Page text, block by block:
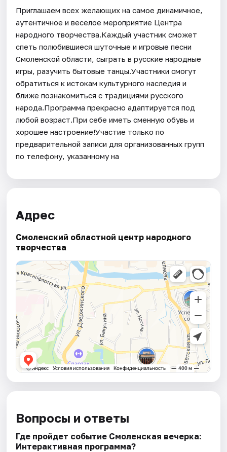
Приглашаем всех желающих на самое динамичное,
аутентичное и веселое мероприятие Центра
народного творчества.Каждый участник сможет
спеть полюбившиеся шуточные и игровые песни
Смоленской области, сыграть в русские народные
игры, разучить бытовые танцы.Участники смогут
обратиться к истокам культурного наследия и
ближе познакомиться с традициями русского
народа.Программа прекрасно адаптируется под
любой возраст.При себе иметь сменную обувь и
хорошее настроение!Участие только по
предварительной записи для организованных групп
по телефону, указанному на
Адрес
Смоленский областной центр народного
творчества
Вопросы и ответы
Где пройдет событие Смоленская вечерка:
Интерактивная программа?